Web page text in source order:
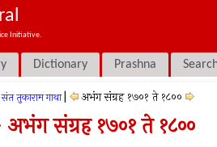
Initiative.
Dictionary Prashna
संत तुकाराम गाथा अभंग संग्रह १७०१ ते १८००
अभंग संग्रह १७०१ ते १८००